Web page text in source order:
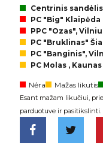
Centrinis sandėlis
PC "Big" Klaipėda
PPC "Ozas",
PC "Bruklinas"
PC "Banginis",
PC Molas , Kaunas
Nėra Mažas likutis
Esant mažam likučiui,
parduotuve ir pasitikslinti.